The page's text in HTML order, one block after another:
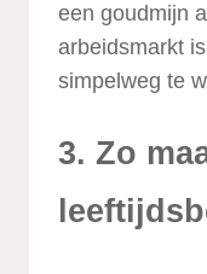
een goudmijn
arbeidsmarkt
simpelweg te
3. Zo